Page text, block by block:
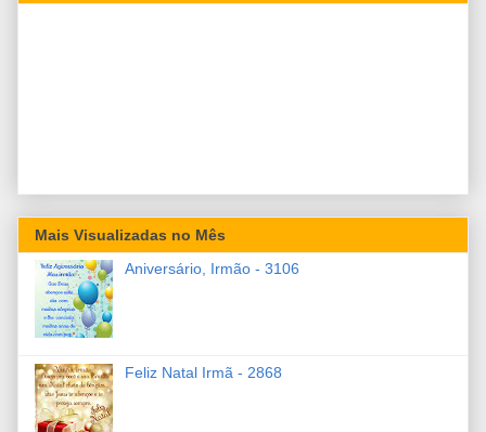
Mais Visualizadas no Mês
Aniversário, Irmão - 3106
Feliz Natal Irmã - 2868